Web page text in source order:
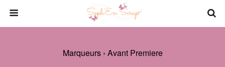
Marqueurs › Avant Premiere